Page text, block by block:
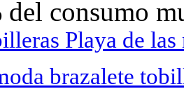
del consumo
Playa de las
brazalete